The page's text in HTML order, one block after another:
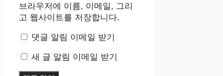
트
브라우저에 이름, 이메일, 그리
고 웹사이트를 저장합니다.
댓글 알림 이메일 받기
새 글 알림 이메일 받기